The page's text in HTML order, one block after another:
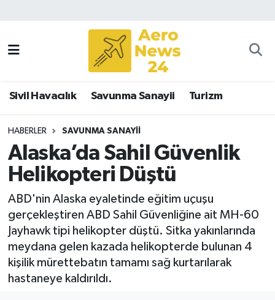
Sivil Havacılık Savunma Sanayii Turizm
HABERLER SAVUNMA SANAYII
Alaska’da Sahil Güvenlik
Helikopteri Düştü
ABD'nin Alaska eyaletinde eğitim uçuşu
gerçekleştiren ABD Sahil Güvenliğine ait MH-60
Jayhawk tipi helikopter düştü. Sitka yakınlarında
meydana gelen kazada helikopterde bulunan 4
kişilik mürettebatın tamamı sağ kurtarılarak
hastaneye kaldırıldı.